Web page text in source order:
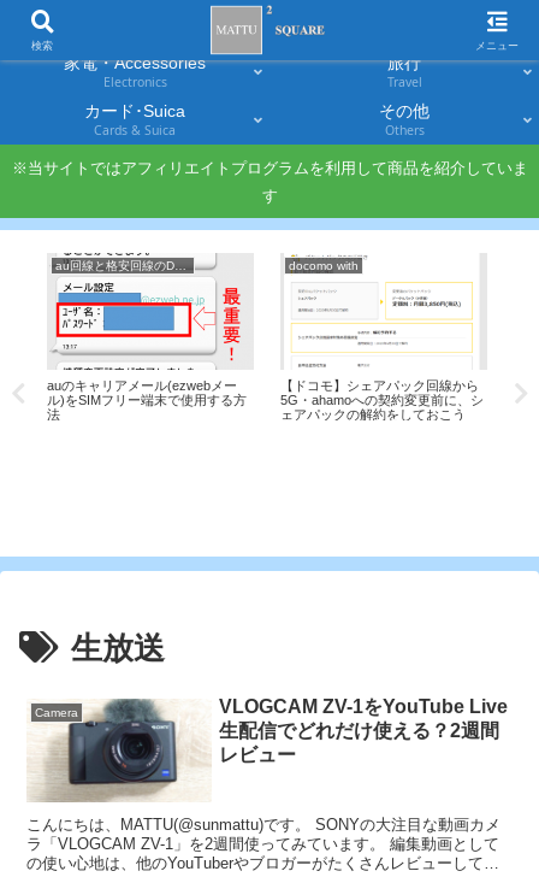
家電・Accessories
Electronics
旅行
Travel
カード･Suica
Cards & Suica
その他
Others
※当サイトではアフィリエイトプログラムを利用して商品を紹介していま
す
au回線と格安回線のDSDS
auのキャリアメール(ezwebメー
ル)をSIMフリー端末で使用する方
法
docomo with
【ドコモ】シェアパック回線から
5G・ahamoへの契約変更前に、シ
ェアパックの解約をしておこう
使
生放送
Camera
VLOGCAM ZV-1をYouTube Live
生配信でどれだけ使える？2週間
レビュー
こんにちは、MATTU(@sunmattu)です。 SONYの大注目な動画カメ
ラ「VLOGCAM ZV-1」を2週間使ってみています。 編集動画として
の使い心地は、他のYouTuberやブロガーがたくさんレビューしてい
検索 メニュー